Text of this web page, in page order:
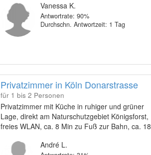
direkt am Hotel) erreichbar.
Vanessa K.
Antwortrate: 90%
Durchschn. Antwortzeit: 1 Tag
Privatzimmer in Köln Donarstrasse
für 1 bis 2 Personen
Privatzimmer mit Küche in ruhiger und grüner
Lage, direkt am Naturschutzgebiet Königsforst,
freies WLAN, ca. 8 Min zu Fuß zur Bahn, ca. 18
André L.